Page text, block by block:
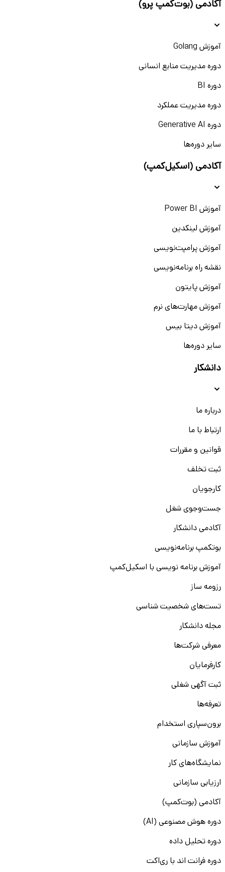
آکادمی (بوت‌کمپ پرو)
آموزش Golang
دوره مدیریت منابع انسانی
دوره BI
دوره مدیریت عملکرد
دوره Generative AI
سایر دوره‌ها
آکادمی (اسکیل‌کمپ)
آموزش Power BI
آموزش لینکدین
آموزش پرامپت‌نویسی
نقشه راه برنامه‌نویسی
آموزش پایتون
آموزش مهارت‌های نرم
آموزش دیتا بیس
سایر دوره‌ها
دانشکار
درباره ما
ارتباط با ما
قوانین و مقررات
ثبت تخلف
کارجویان
جست‌و‌جوی شغل
آکادمی دانشکار
بوتکمپ برنامه‌نویسی
آموزش برنامه نویسی با اسکیل‌کمپ
رزومه ساز
تست‌های شخصیت شناسی
مجله دانشکار
معرفی شرکت‌ها
کارفرمایان
ثبت آگهی شغلی
تعرفه‌ها
برون‌سپاری استخدام
آموزش سازمانی
نمایشگاه‌های کار
ارزیابی سازمانی
آکادمی (بوت‌کمپ)
دوره هوش مصنوعی (AI)
دوره تحلیل داده
دوره فرانت اند با ری‌اکت